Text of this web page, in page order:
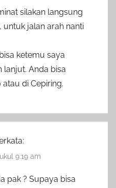
silakan langsung
untuk jalan arah nanti
ketemu saya
lanjut. Anda bisa
di Cepiring.
9:19 am
pak ? Supaya bisa